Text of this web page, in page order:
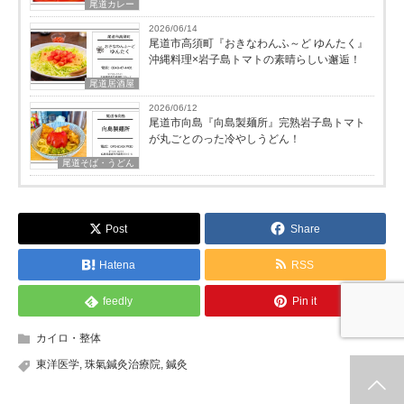
尾道カレー
尾道居酒屋
2026/06/14
尾道市高須町『おきなわんふ～ど ゆんたく』
沖縄料理×岩子島トマトの素晴らしい邂逅！
尾道そば・うどん
2026/06/12
尾道市向島『向島製麺所』完熟岩子島トマト
が丸ごとのった冷やしうどん！
Post Share
Hatena RSS
feedly Pin it
カイロ・整体
東洋医学, 珠氣鍼灸治療院, 鍼灸
お問合せ